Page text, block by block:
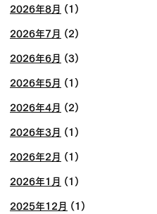
2026年8月 (1)
2026年7月 (2)
2026年6月 (3)
2026年5月 (1)
2026年4月 (2)
2026年3月 (1)
2026年2月 (1)
2026年1月 (1)
2025年12月 (1)